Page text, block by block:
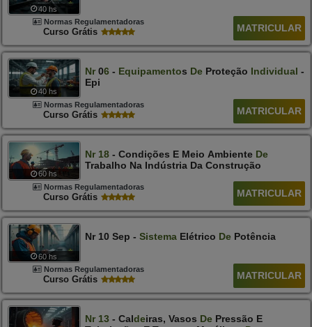
40 hs
Normas Regulamentadoras
Curso Grátis MATRICULAR
40 hs
Nr06- EquipamentoS DeProteção Individual -
Epi
Normas Regulamentadoras
Curso Grátis MATRICULAR
60 hs
Nr 18- Condições E Meio Ambiente De
Trabalho Na Indústria Da Construção
Normas Regulamentadoras
Curso Grátis MATRICULAR
60 hs
Nr 10 Sep - SistemaElétrico DePotência
Normas Regulamentadoras
Curso Grátis MATRICULAR
Nr 13 - CalDeIras, Vasos DePressão E